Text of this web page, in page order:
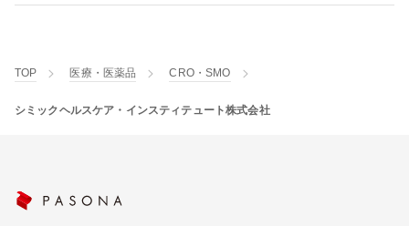
TOP 医療・医薬品 CRO・SMO
シミックヘルスケア・インスティテュート株式会社